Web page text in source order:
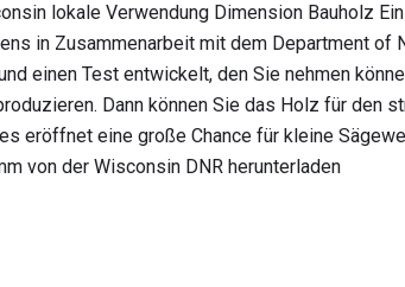
lokale Verwendung Dimension Bauholz
in Zusammenarbeit mit dem Department of
einen Test entwickelt, den Sie nehmen
Dann können Sie das Holz für den
eröffnet eine große Chance für kleine
von der Wisconsin DNR herunterladen